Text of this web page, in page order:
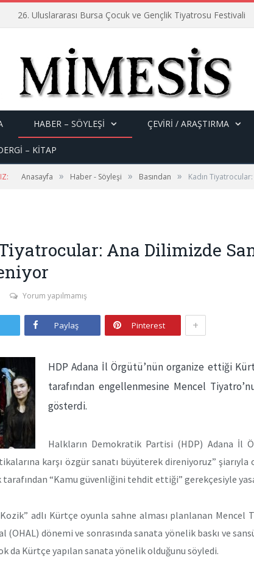
26. Uluslararası Bursa Çocuk ve Gençlik Tiyatrosu Festivali
HABER – SÖYLEŞI ÇEVİRİ / ARAŞTIRMA
– KİTAP
Anasayfa » Haber - Söyleşi » Basından » Kadın
Ana Dilimizde
Yorum yapılmamış
Paylaş Pinterest +
HDP Adana İl Örgütü’nün organize ettiği
tarafından engellenmesine Mencel
gösterdi.
Halkların Demokratik Partisi (HDP) Adana İl
karşı özgür sanatı büyüterek direniyoruz”
“Kamu güvenliğini tehdit ettiği” gerekçesiyle
adlı Kürtçe oyunla sahne alması planlanan Mencel
(OHAL) dönemi ve sonrasında sanata yönelik baskı ve
da Kürtçe yapılan sanata yönelik olduğunu söyledi.